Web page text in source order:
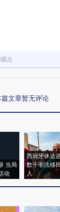
点
篇文章暂无评论
当局
动
西班牙休达
数千非法移
入